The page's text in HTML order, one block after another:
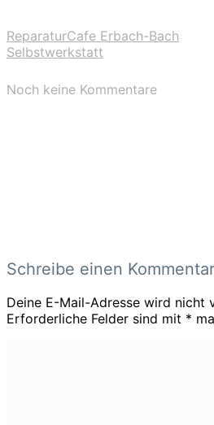
ReparaturCafe Erbach-Bach
Selbstwerkstatt
Noch keine Kommentare
Schreibe einen Kommentar
Deine E-Mail-Adresse wird nicht
Erforderliche Felder sind mit *